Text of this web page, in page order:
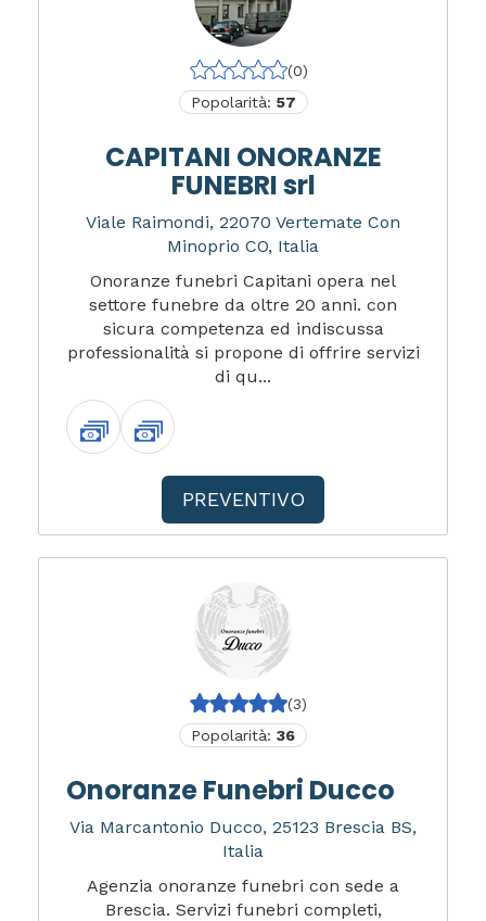
(0)
Popolarità: 57
CAPITANI ONORANZE
FUNEBRI srl
Viale Raimondi, 22070 Vertemate Con
Minoprio CO, Italia
Onoranze funebri Capitani opera nel
settore funebre da oltre 20 anni. con
sicura competenza ed indiscussa
professionalità si propone di offrire servizi
di qu...
PREVENTIVO
(3)
Popolarità: 36
Onoranze Funebri Ducco
Via Marcantonio Ducco, 25123 Brescia BS,
Italia
Agenzia onoranze funebri con sede a
Brescia. Servizi funebri completi,